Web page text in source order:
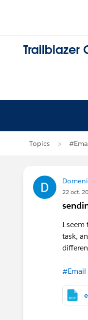
Trailblazer
Topics
22 oct.
I seem
task,
#Email